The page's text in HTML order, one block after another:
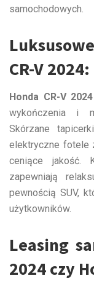
samochodowych.
CR-V
Honda CR-V 2024
wykończenia i
Skórzane
elektryczne fotele
ceniące jakość.
zapewniają
pewnością SUV,
użytkowników.
Leasing
2024 czy